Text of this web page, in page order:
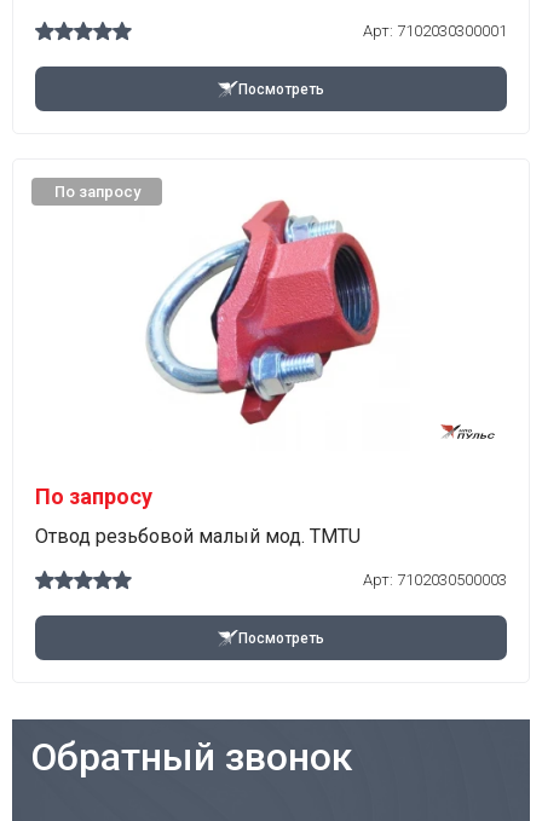
Арт: 7102030300001
Посмотреть
По запросу
По запросу
Отвод резьбовой малый мод. TMTU
Арт: 7102030500003
Посмотреть
Обратный звонок